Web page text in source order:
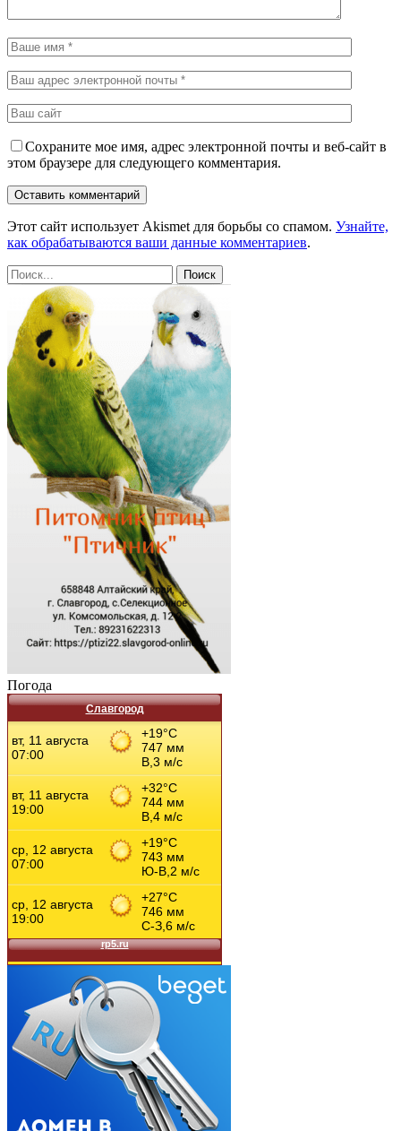
Сохраните мое имя, адрес электронной почты и веб-сайт в
этом браузере для следующего комментария.
Этот сайт использует Akismet для борьбы со спамом. Узнайте,
как обрабатываются ваши данные комментариев.
Погода
Славгород